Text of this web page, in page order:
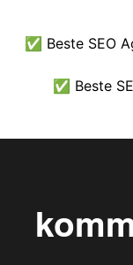
✅ Beste SEO
✅ Beste